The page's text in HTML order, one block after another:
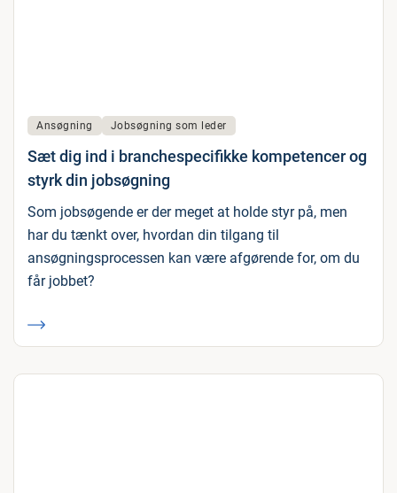
Ansøgning Jobsøgning som leder
Sæt dig ind i branchespecifikke kompetencer og
styrk din jobsøgning
Som jobsøgende er der meget at holde styr på, men
har du tænkt over, hvordan din tilgang til
ansøgningsprocessen kan være afgørende for, om du
får jobbet?